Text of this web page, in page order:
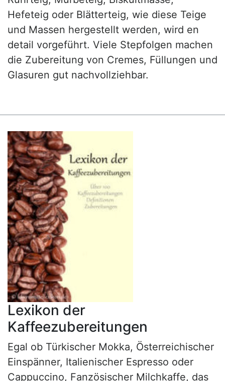
Hefeteig oder Blätterteig, wie diese Teige
und Massen hergestellt werden, wird en
detail vorgeführt. Viele Stepfolgen machen
die Zubereitung von Cremes, Füllungen und
Glasuren gut nachvollziehbar.
Lexikon der
Kaffeezubereitungen
Egal ob Türkischer Mokka, Österreichischer
Einspänner, Italienischer Espresso oder
Cappuccino, Fanzösischer Milchkaffe, das